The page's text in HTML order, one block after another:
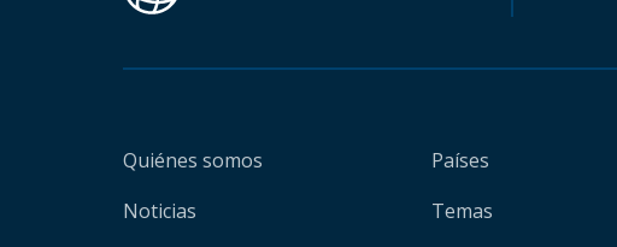
Quiénes somos
Noticias
Países
Temas